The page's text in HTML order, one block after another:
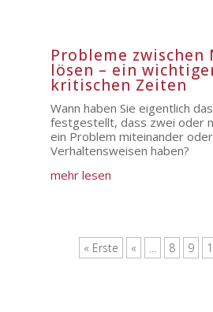
Probleme zwischen
lösen – ein
kritischen Zeiten
Wann haben Sie eigentlich
festgestellt, dass zwei oder
ein Problem miteinander
Verhaltensweisen haben?
mehr lesen
« Erste « ... 8 9